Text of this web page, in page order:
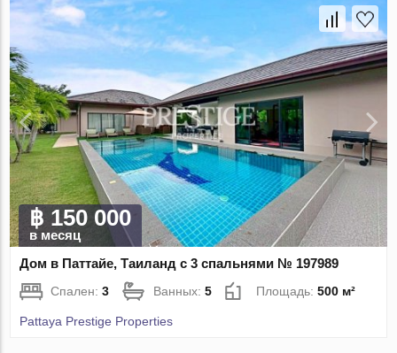
฿ 150 000
в месяц
Дом в Паттайе, Таиланд с 3 спальнями № 197989
Спален:3 Ванных:5 Площадь:500 м²
Pattaya Prestige Properties